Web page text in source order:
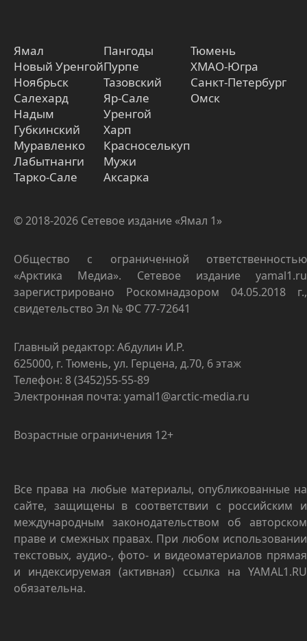
Ямал
Новый Уренгой
Ноябрьск
Салехард
Надым
Губкинский
Муравленко
Лабытнанги
Тарко-Сале
Пангоды
Пурпе
Тазовский
Яр-Сале
Уренгой
Харп
Красноселькуп
Мужи
Аксарка
Тюмень
ХМАО-Югра
Санкт-Петербург
Омск
© 2018-2026 Сетевое издание «Ямал 1»
Общество с ограниченной ответственностью
«Арктика Медиа». Сетевое издание yamal1.ru
зарегистрировано Роскомнадзором 04.05.2018 г.,
свидетельство Эл № ФС 77-72641
Главный редактор: Абдулин И.Р.
625000, г. Тюмень, ул. Герцена, д.70, 6 этаж
Телефон: 8 (3452)55-55-89
Электронная почта: yamal1@arctic-media.ru
Возрастные ограничения 12+
Все права на любые материалы, опубликованные на
сайте, защищены в соответствии с российским и
международным законодательством об авторском
праве и смежных правах. При любом использовании
текстовых, аудио-, фото- и видеоматериалов прямая
и индексируемая (активная) ссылка на YAMAL1.RU
обязательна.